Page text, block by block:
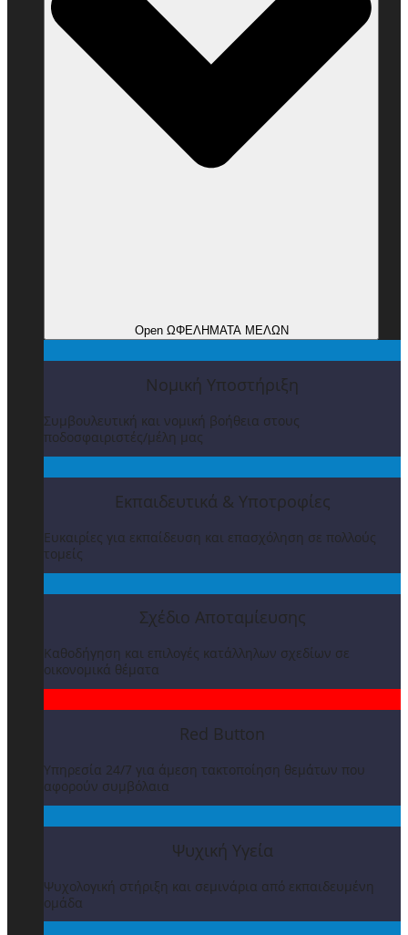
Open ΩΦΕΛΗΜΑΤΑ ΜΕΛΩΝ
Νομική Υποστήριξη
Συμβουλευτική και νομική βοήθεια στους
ποδοσφαιριστές/μέλη μας
Εκπαιδευτικά & Υποτροφίες
Ευκαιρίες για εκπαίδευση και επασχόληση σε πολλούς
τομείς
Σχέδιο Αποταμίευσης
Καθοδήγηση και επιλογές κατάλληλων σχεδίων σε
οικονομικά θέματα
Red Button
Υπηρεσία 24/7 για άμεση τακτοποίηση θεμάτων που
αφορούν συμβόλαια
Ψυχική Υγεία
Ψυχολογική στήριξη και σεμινάρια από εκπαιδευμένη
ομάδα